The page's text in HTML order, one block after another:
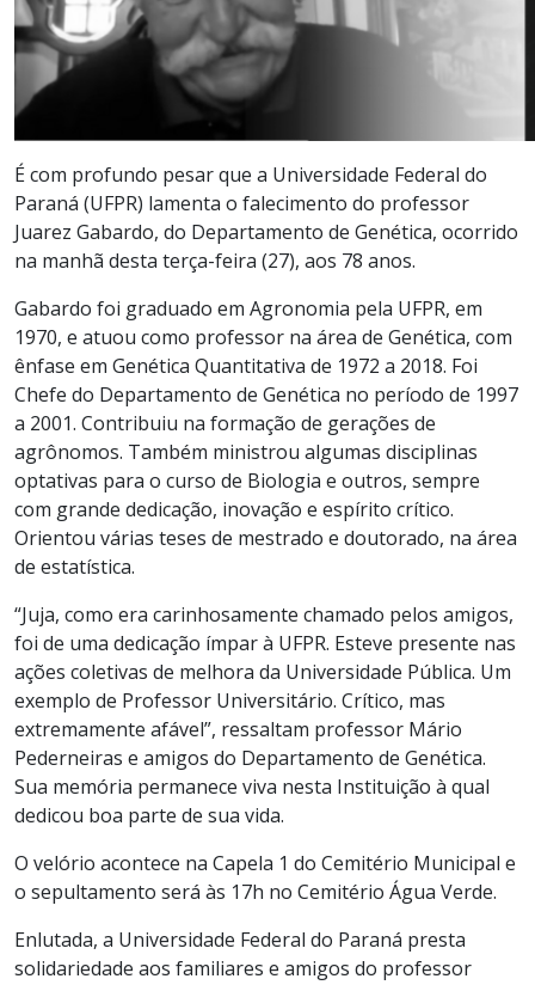
É com profundo pesar que a Universidade Federal do
Paraná (UFPR) lamenta o falecimento do professor
Juarez Gabardo, do Departamento de Genética, ocorrido
na manhã desta terça-feira (27), aos 78 anos.
Gabardo foi graduado em Agronomia pela UFPR, em
1970, e atuou como professor na área de Genética, com
ênfase em Genética Quantitativa de 1972 a 2018. Foi
Chefe do Departamento de Genética no período de 1997
a 2001. Contribuiu na formação de gerações de
agrônomos. Também ministrou algumas disciplinas
optativas para o curso de Biologia e outros, sempre
com grande dedicação, inovação e espírito crítico.
Orientou várias teses de mestrado e doutorado, na área
de estatística.
“Juja, como era carinhosamente chamado pelos amigos,
foi de uma dedicação ímpar à UFPR. Esteve presente nas
ações coletivas de melhora da Universidade Pública. Um
exemplo de Professor Universitário. Crítico, mas
extremamente afável”, ressaltam professor Mário
Pederneiras e amigos do Departamento de Genética.
Sua memória permanece viva nesta Instituição à qual
dedicou boa parte de sua vida.
O velório acontece na Capela 1 do Cemitério Municipal e
o sepultamento será às 17h no Cemitério Água Verde.
Enlutada, a Universidade Federal do Paraná presta
solidariedade aos familiares e amigos do professor